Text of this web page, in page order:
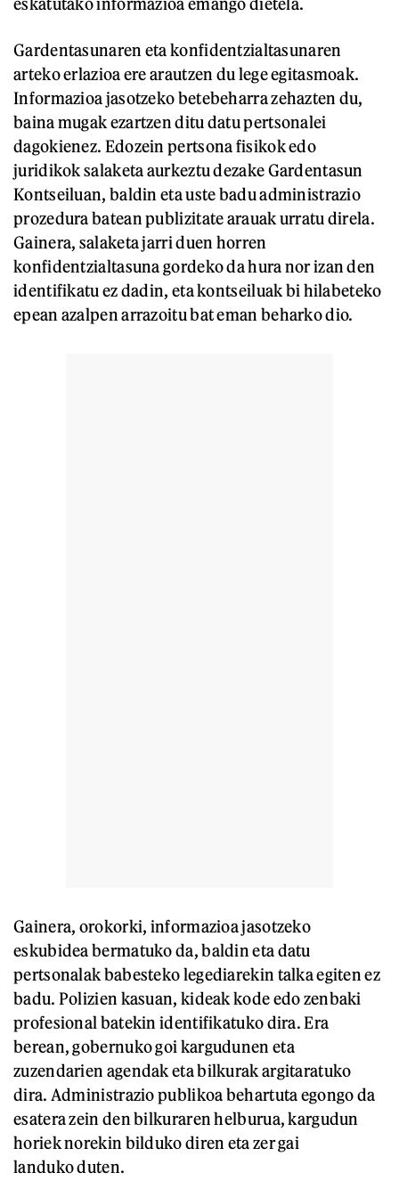
Gardentasunaren eta konfidentzialtasunaren
arteko erlazioa ere arautzen du lege egitasmoak.
Informazioa jasotzeko betebeharra zehazten du,
baina mugak ezartzen ditu datu pertsonalei
dagokienez. Edozein pertsona fisikok edo
juridikok salaketa aurkeztu dezake Gardentasun
Kontseiluan, baldin eta uste badu administrazio
prozedura batean publizitate arauak urratu direla.
Gainera, salaketa jarri duen horren
konfidentzialtasuna gordeko da hura nor izan den
identifikatu ez dadin, eta kontseiluak bi hilabeteko
epean azalpen arrazoitu bat eman beharko dio.
Gainera, orokorki, informazioa jasotzeko
eskubidea bermatuko da, baldin eta datu
pertsonalak babesteko legediarekin talka egiten ez
badu. Polizien kasuan, kideak kode edo zenbaki
profesional batekin identifikatuko dira. Era
berean, gobernuko goi kargudunen eta
zuzendarien agendak eta bilkurak argitaratuko
dira. Administrazio publikoa behartuta egongo da
esatera zein den bilkuraren helburua, kargudun
horiek norekin bilduko diren eta zer gai
landuko duten.